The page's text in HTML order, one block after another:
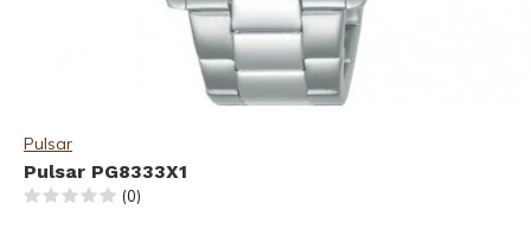
Pulsar
Pulsar PG8333X1
(0)